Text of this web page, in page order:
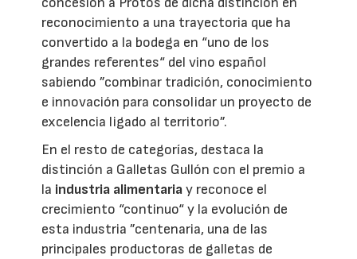
reconocimiento a una trayectoria que ha
convertido a la bodega en “uno de los
grandes referentes“ del vino español
sabiendo ”combinar tradición, conocimiento
e innovación para consolidar un proyecto de
excelencia ligado al territorio”.
En el resto de categorías, destaca la
distinción a Galletas Gullón con el premio a
la industria alimentariay reconoce el
crecimiento “continuo“ y la evolución de
esta industria ”centenaria, una de las
principales productoras de galletas de